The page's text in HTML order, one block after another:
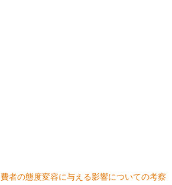
者の態度変容に与える影響についての考察